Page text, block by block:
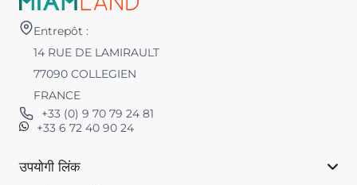
Entrepôt :
14 RUE DE LAMIRAULT
77090 COLLEGIEN
FRANCE
+33 (0) 9 70 79 24 81
+33 6 72 40 90 24
उपयोगी लिंक